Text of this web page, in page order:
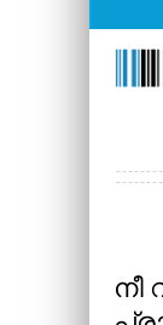
നീ